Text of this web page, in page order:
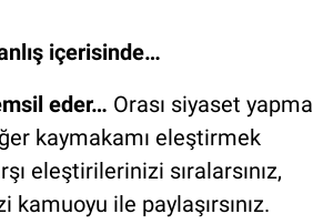
içerisinde…
eder… Orası siyaset yapma
kaymakamı eleştirmek
eleştirilerinizi sıralarsınız,
ile paylaşırsınız.